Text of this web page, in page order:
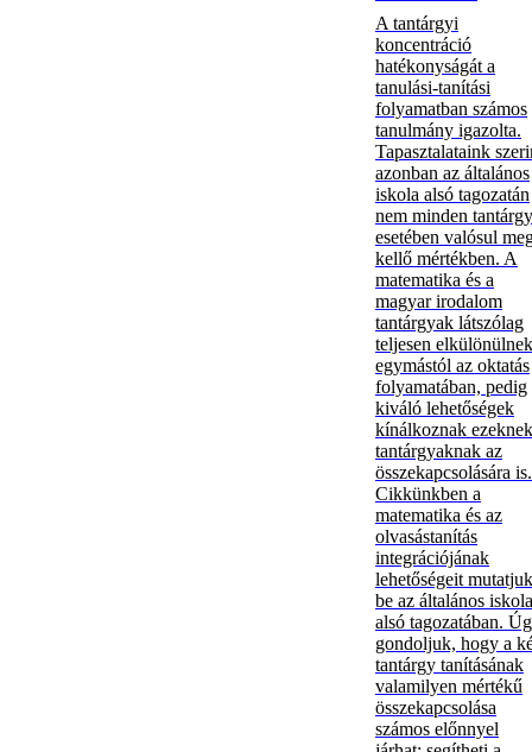
A tantárgyi
koncentráció
hatékonyságát a
tanulási-tanítási
folyamatban számos
tanulmány igazolta.
Tapasztalataink
azonban az általános
iskola alsó tagozatán
nem minden tantárgy
esetében valósul
kellő mértékben. A
matematika és a
magyar irodalom
tantárgyak látszólag
teljesen elkülönülnek
egymástól az oktatás
folyamatában, pedig
kiváló lehetőségek
kínálkoznak
tantárgyaknak az
összekapcsolására is.
Cikkünkben a
matematika és az
olvasástanítás
integrációjának
lehetőségeit mutatjuk
be az általános iskola
alsó tagozatában.
gondoljuk, hogy a
tantárgy tanításának
valamilyen mértékű
összekapcsolása
számos előnnyel